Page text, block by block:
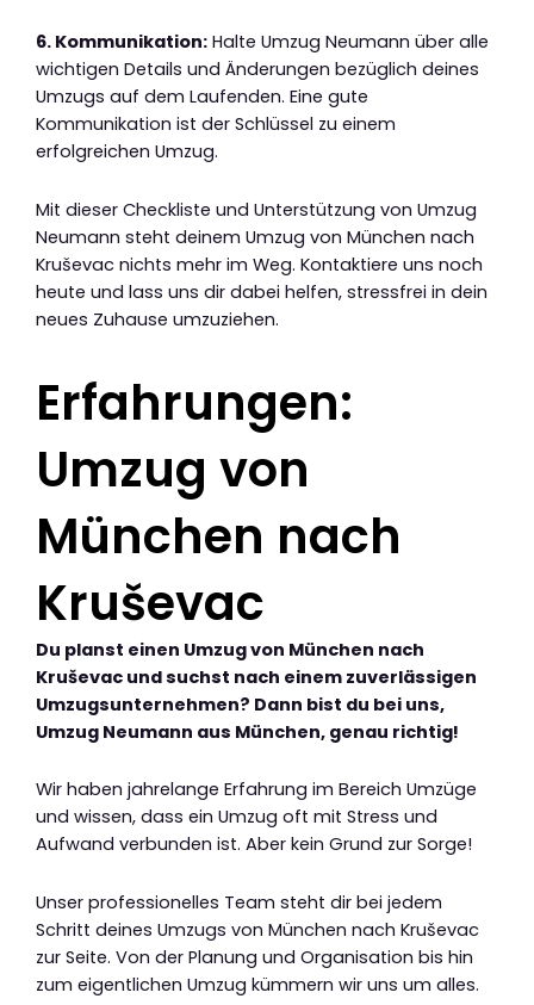
6. Kommunikation: Halte Umzug Neumann über alle
wichtigen Details und Änderungen bezüglich deines
Umzugs auf dem Laufenden. Eine gute
Kommunikation ist der Schlüssel zu einem
erfolgreichen Umzug.
Mit dieser Checkliste und Unterstützung von Umzug
Neumann steht deinem Umzug von München nach
Kruševac nichts mehr im Weg. Kontaktiere uns noch
heute und lass uns dir dabei helfen, stressfrei in dein
neues Zuhause umzuziehen.
Erfahrungen:
Umzug von
München nach
Kruševac
Du planst einen Umzug von München nach
Kruševac und suchst nach einem zuverlässigen
Umzugsunternehmen? Dann bist du bei uns,
Umzug Neumann aus München, genau richtig!
Wir haben jahrelange Erfahrung im Bereich Umzüge
und wissen, dass ein Umzug oft mit Stress und
Aufwand verbunden ist. Aber kein Grund zur Sorge!
Unser professionelles Team steht dir bei jedem
Schritt deines Umzugs von München nach Kruševac
zur Seite. Von der Planung und Organisation bis hin
zum eigentlichen Umzug kümmern wir uns um alles.